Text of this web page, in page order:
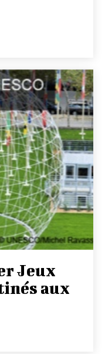
Jeux
aux